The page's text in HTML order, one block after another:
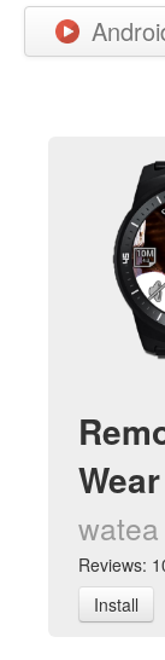
New
Watchfaces
Wear
Reviews:
Install